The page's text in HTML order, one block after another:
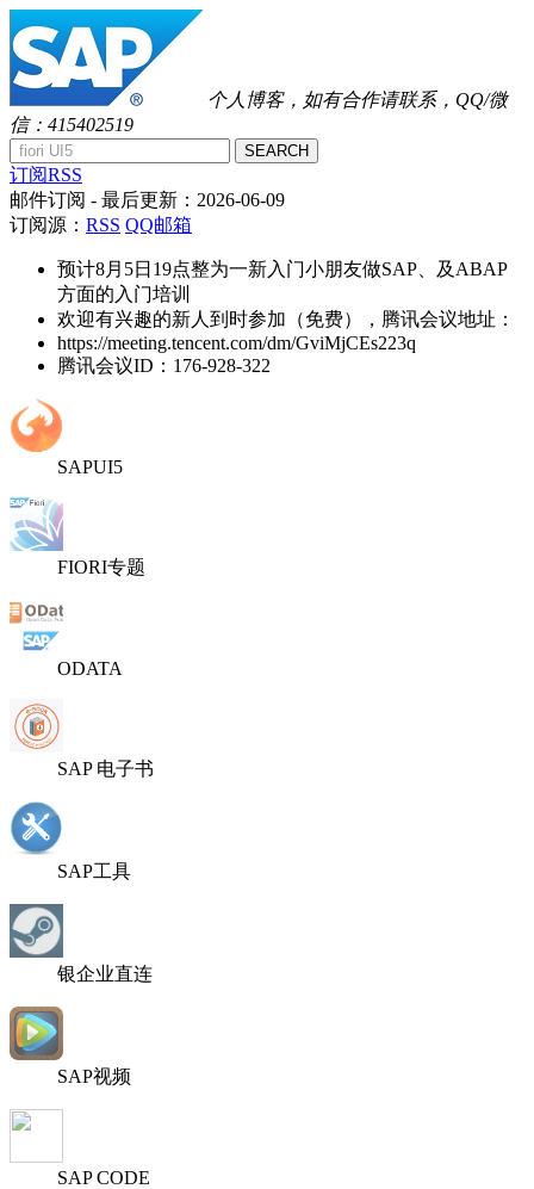
个人博客，如有合作请联系，QQ/微
信：415402519
SEARCH
订阅RSS
邮件订阅 - 最后更新： 2026-06-09
订阅源： RSS QQ邮箱
预计8月5日19点整为一新入门小朋友做SAP、及ABAP
方面的入门培训
欢迎有兴趣的新人到时参加（免费），腾讯会议地址：
https://meeting.tencent.com/dm/GviMjCEs223q
腾讯会议ID：176-928-322
SAPUI5
FIORI专题
ODATA
SAP 电子书
SAP工具
银企业直连
SAP视频
SAP CODE